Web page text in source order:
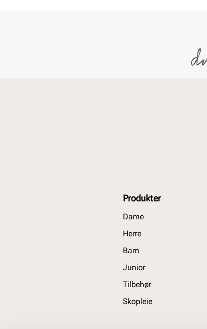
Produkter
Dame
Herre
Barn
Junior
Tilbehør
Skopleie